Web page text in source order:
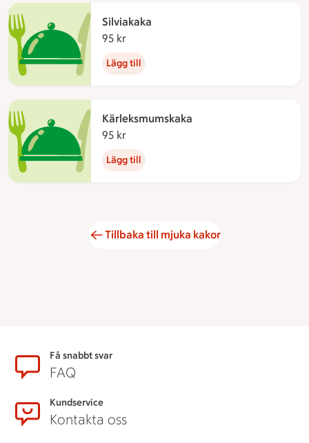
Silviakaka
95 kr
Lägg till
Kärleksmumskaka
95 kr
Lägg till
Tillbaka till mjuka kakor
SidfotFå snabbt svar
FAQ
Kundservice
Kontakta oss